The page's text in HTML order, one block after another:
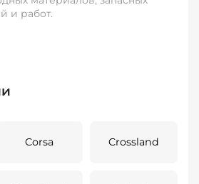
и работ.
Corsa Crossland